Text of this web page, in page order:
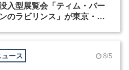
入型展覧会「ティム・バー
ンのラビリンス」が東京・豊
ュース 8/5